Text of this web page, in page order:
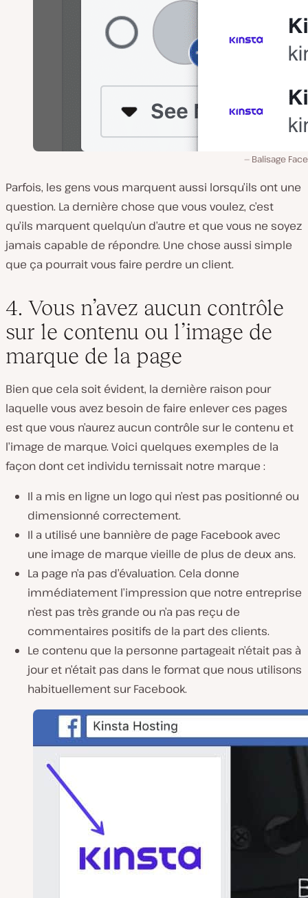
Balisage
Parfois, les gens vous marquent aussi lorsqu’ils ont une
question. La dernière chose que vous voulez, c’est
qu’ils marquent quelqu’un d’autre et que vous ne soyez
jamais capable de répondre. Une chose aussi simple
que ça pourrait vous faire perdre un client.
4. Vous n’avez aucun contrôle
sur le contenu ou l’image de
marque de la page
Bien que cela soit évident, la dernière raison pour
laquelle vous avez besoin de faire enlever ces pages
est que vous n’aurez aucun contrôle sur le contenu et
l’image de marque. Voici quelques exemples de la
façon dont cet individu ternissait notre marque :
Il a mis en ligne un logo qui n’est pas positionné ou
dimensionné correctement.
Il a utilisé une bannière de page Facebook avec
une image de marque vieille de plus de deux ans.
La page n’a pas d’évaluation. Cela donne
immédiatement l’impression que notre entreprise
n’est pas très grande ou n’a pas reçu de
commentaires positifs de la part des clients.
Le contenu que la personne partageait n’était pas à
jour et n’était pas dans le format que nous utilisons
habituellement sur Facebook.